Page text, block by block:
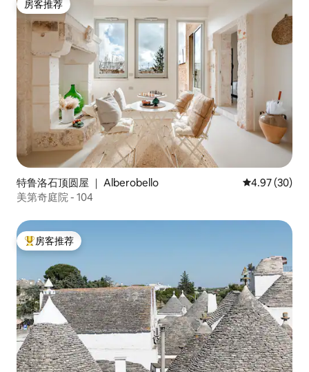
房客推荐
房客推荐
特鲁洛石顶圆屋 ｜ Alberobello 平均评分
4.97 (30)
美第奇庭院 - 104
热门「房客推荐」
房客推荐